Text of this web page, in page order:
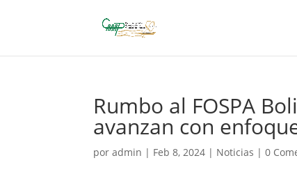
Rumbo al FOSPA
avanzan con
poradmin | Feb 8, 2024 | Noticias |0